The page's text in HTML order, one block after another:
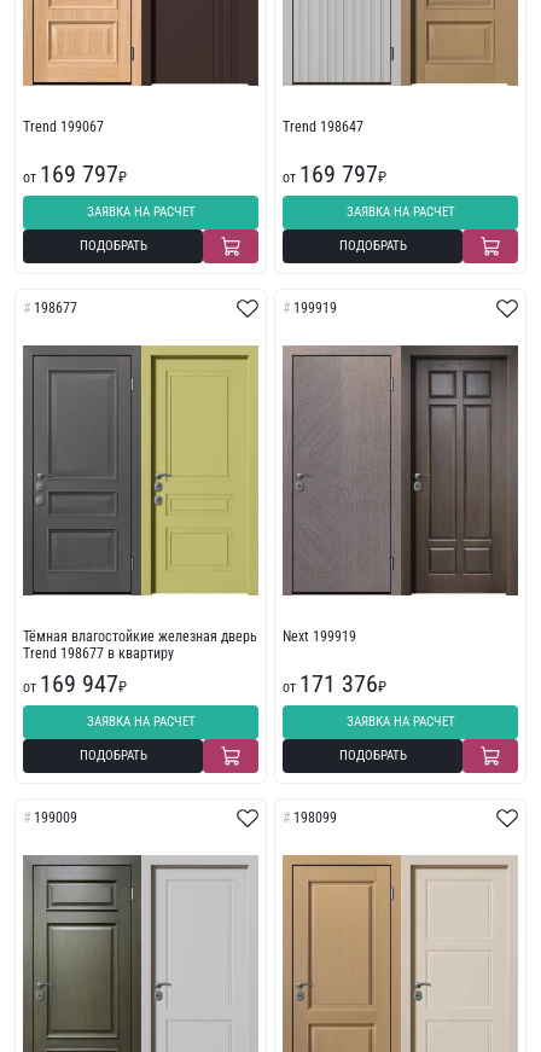
Trend 199067
от 169 797₽
ЗАЯВКА НА РАСЧЕТ
ПОДОБРАТЬ
Trend 198647
от 169 797₽
ЗАЯВКА НА РАСЧЕТ
ПОДОБРАТЬ
198677
Тёмная влагостойкие железная дверь
Trend 198677 в квартиру
от 169 947₽
ЗАЯВКА НА РАСЧЕТ
ПОДОБРАТЬ
199919
Next 199919
от 171 376₽
ЗАЯВКА НА РАСЧЕТ
ПОДОБРАТЬ
199009 198099